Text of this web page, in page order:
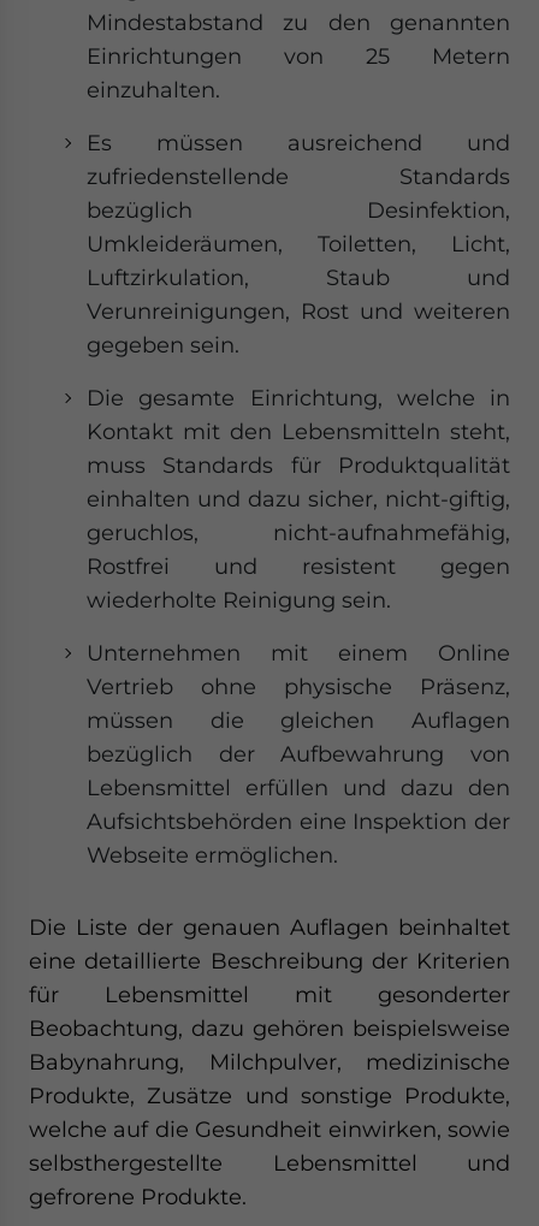
Mindestabstand zu den genannten
Einrichtungen von 25 Metern
einzuhalten.
Es müssen ausreichend und
zufriedenstellende Standards
bezüglich Desinfektion,
Umkleideräumen, Toiletten, Licht,
Luftzirkulation, Staub und
Verunreinigungen, Rost und weiteren
gegeben sein.
Die gesamte Einrichtung, welche in
Kontakt mit den Lebensmitteln steht,
muss Standards für Produktqualität
einhalten und dazu sicher, nicht-giftig,
geruchlos, nicht-aufnahmefähig,
Rostfrei und resistent gegen
wiederholte Reinigung sein.
Unternehmen mit einem Online
Vertrieb ohne physische Präsenz,
müssen die gleichen Auflagen
bezüglich der Aufbewahrung von
Lebensmittel erfüllen und dazu den
Aufsichtsbehörden eine Inspektion der
Webseite ermöglichen.
Die Liste der genauen Auflagen beinhaltet
eine detaillierte Beschreibung der Kriterien
für Lebensmittel mit gesonderter
Beobachtung, dazu gehören beispielsweise
Babynahrung, Milchpulver, medizinische
Produkte, Zusätze und sonstige Produkte,
welche auf die Gesundheit einwirken, sowie
selbsthergestellte Lebensmittel und
gefrorene Produkte.